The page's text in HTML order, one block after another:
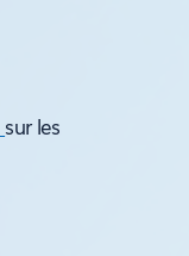
sur les